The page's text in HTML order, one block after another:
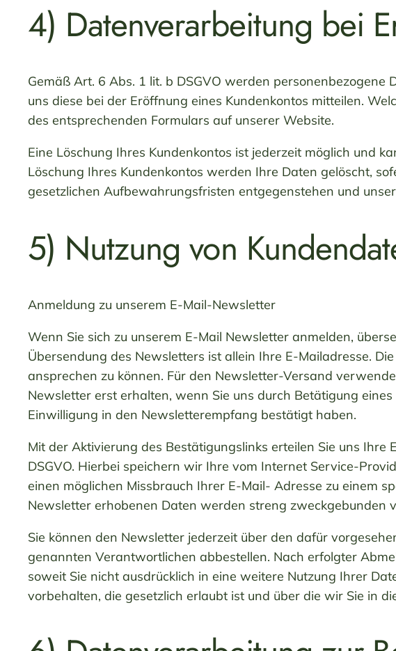
4) Datenverarbeitung bei
Gemäß Art. 6 Abs. 1 lit. b DSGVO werden
uns diese bei der Eröffnung eines Kundenkontos mitteilen.
des entsprechenden Formulars auf unserer Website.
Eine Löschung Ihres Kundenkontos ist jederzeit möglich und
Löschung Ihres Kundenkontos werden Ihre Daten gelöscht,
gesetzlichen Aufbewahrungsfristen entgegenstehen und
5) Nutzung von
Anmeldung zu unserem E-Mail-Newsletter
Wenn Sie sich zu unserem E-Mail Newsletter anmelden,
Übersendung des Newsletters ist allein Ihre E-Mailadresse.
ansprechen zu können. Für den Newsletter-Versand
Newsletter erst erhalten, wenn Sie uns durch Betätigung
Einwilligung in den Newsletterempfang bestätigt haben.
Mit der Aktivierung des Bestätigungslinks erteilen Sie uns
DSGVO. Hierbei speichern wir Ihre vom Internet Service-
einen möglichen Missbrauch Ihrer E-Mail- Adresse zu einem
Newsletter erhobenen Daten werden streng zweckgebunden
Sie können den Newsletter jederzeit über den dafür
genannten Verantwortlichen abbestellen. Nach erfolgter
soweit Sie nicht ausdrücklich in eine weitere Nutzung Ihrer
vorbehalten, die gesetzlich erlaubt ist und über die wir Sie in